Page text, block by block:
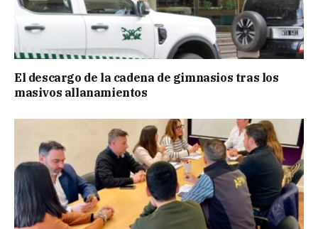
El descargo de la cadena de gimnasios tras los
masivos allanamientos